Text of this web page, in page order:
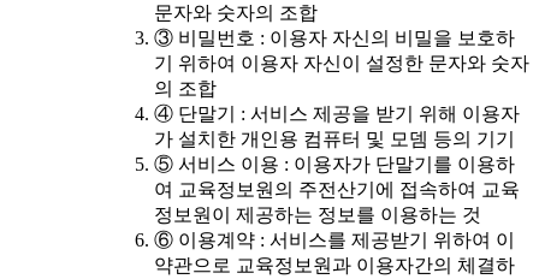
문자와 숫자의 조합
③ 비밀번호 : 이용자 자신의 비밀을 보호하
기 위하여 이용자 자신이 설정한 문자와 숫자
의 조합
④ 단말기 : 서비스 제공을 받기 위해 이용자
가 설치한 개인용 컴퓨터 및 모뎀 등의 기기
⑤ 서비스 이용 : 이용자가 단말기를 이용하
여 교육정보원의 주전산기에 접속하여 교육
정보원이 제공하는 정보를 이용하는 것
⑥ 이용계약 : 서비스를 제공받기 위하여 이
약관으로 교육정보원과 이용자간의 체결하